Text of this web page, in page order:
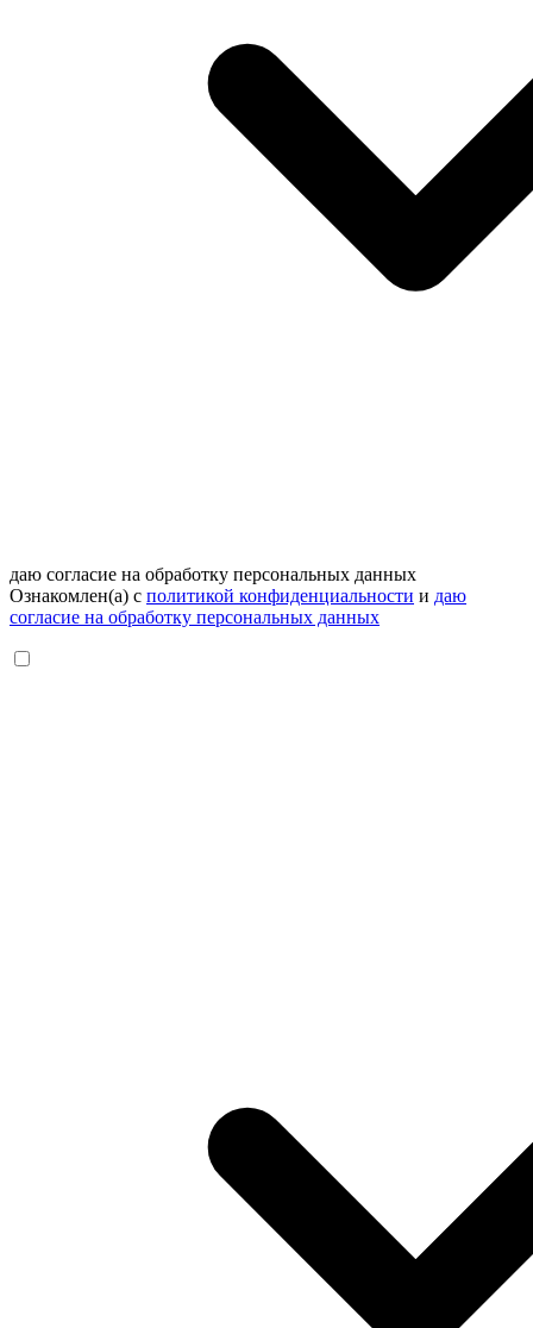
даю согласие на обработку персональных данных
Ознакомлен(а) с политикой конфиденциальности и даю
согласие на обработку персональных данных